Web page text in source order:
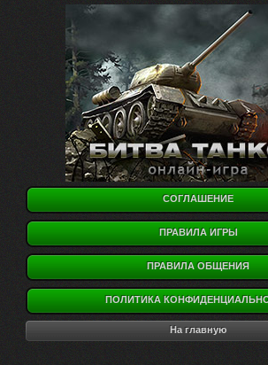
СОГЛАШЕНИЕ
ПРАВИЛА ИГРЫ
ПРАВИЛА ОБЩЕНИЯ
ПОЛИТИКА
На главную